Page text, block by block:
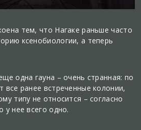
тем, что Нагаке раньше часто
ксенобиологии, а теперь
одна гауна – очень странная: по
все ранее встреченные колонии,
типу не относится – согласно
у нее всего одно.